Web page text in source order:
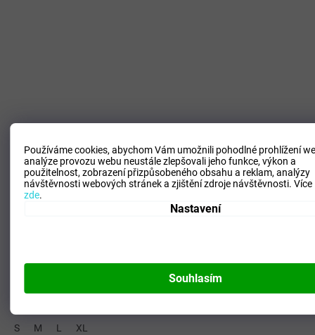
Používáme cookies, abychom Vám umožnili pohodlné prohlížení
analýze provozu webu neustále zlepšovali jeho funkce, výkon a
použitelnost, zobrazení přizpůsobeného obsahu a reklam, analýzy
návštěvnosti webových stránek a zjištění zdroje návštěvnosti.
zde.
Nastavení
Souhlasím
1 690 Kč
–50 %
SKLADEM - Doručení 3-6 dní(2 ks)
844 Kč DETAIL
S M L XL